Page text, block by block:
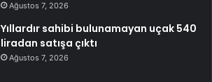
Ağustos 7, 2026
Yıllardır sahibi bulunamayan uçak 540
liradan satışa çıktı
Ağustos 7, 2026